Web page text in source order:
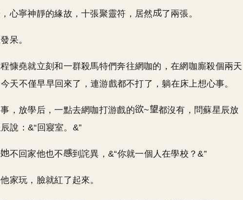
心寧神靜的緣故，十張聚靈符，居然 了兩張。
呆。
慷堯就立刻和一群殺馬特們奔往網咖的，在網咖廝殺個兩天
天不僅早早回來了，連游戲都不打了，躺在床上想心事。
，放學后，一點去網咖打游戲的 ~
都沒有，問蘇星辰放
說：&“回寢室。&”
不回家他也不 到詫異，&“你就一個人在學校？&”
家玩，臉就紅了起來。